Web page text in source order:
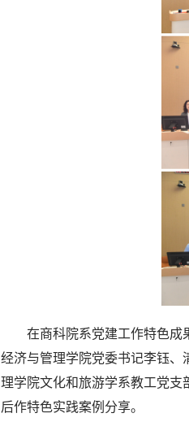
在商科院系党建工作特色成
经济与管理学院党委书记李钰、
理学院文化和旅游学系教工党支
后作特色实践案例分享。